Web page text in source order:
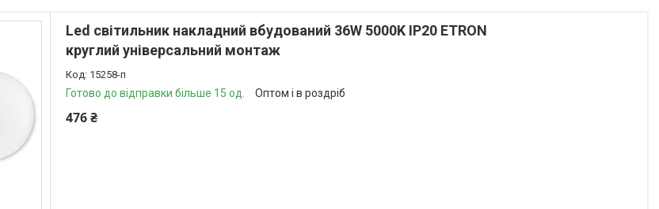
Led світильник накладний вбудований 36W 5000K ІР20 ETRON
круглий універсальний монтаж
15258-п
Готово до відправки більше 15 од. Оптом і в роздріб
476 ₴